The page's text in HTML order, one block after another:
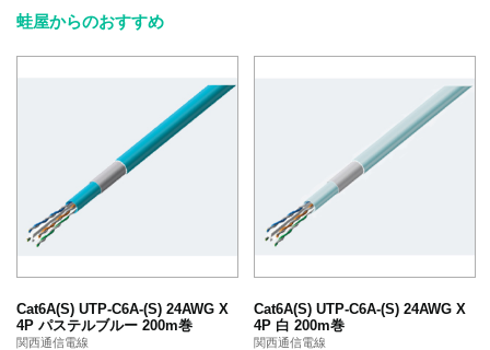
蛙屋からのおすすめ
Cat6A(S) UTP-C6A-(S) 24AWG X
4P パステルブルー 200m巻
関西通信電線
Cat6A(S) UTP-C6A-(S) 24AWG X
4P 白 200m巻
関西通信電線